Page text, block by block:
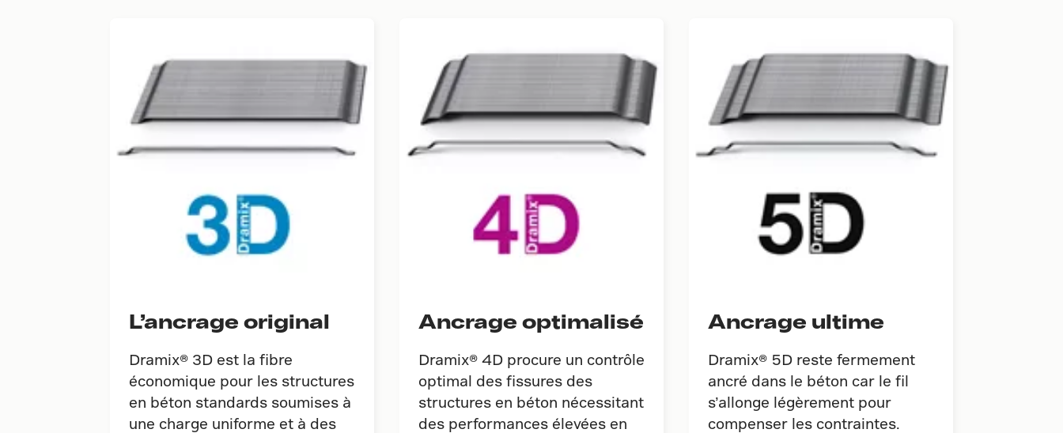
L’ancrage original
Dramix® 3D est la fibre
économique pour les structures
en béton standards soumises à
une charge uniforme et à des
Ancrage optimalisé
Dramix® 4D procure un contrôle
optimal des fissures des
structures en béton nécessitant
des performances élevées en
Ancrage ultime
Dramix® 5D reste fermement
ancré dans le béton car le fil
s’allonge légèrement pour
compenser les contraintes.